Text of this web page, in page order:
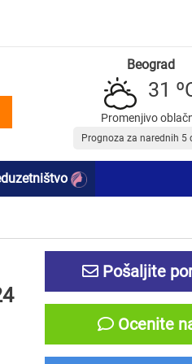
Beograd
31
Promenjivo
Prognoza za narednih 5
Pošaljite
Ocenite